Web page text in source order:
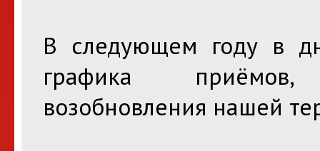
В следующем году в
графика приёмов,
возобновления нашей